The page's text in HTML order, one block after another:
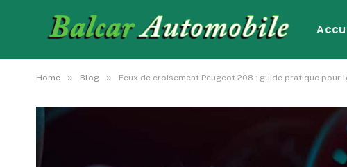
Home » Blog » Feux de croisement Peugeot 208 : guide pratique pour